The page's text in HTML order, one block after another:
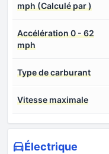
mph (Calculé par )
Accélération 0 - 62
mph
Type de carburant
Vitesse maximale
Électrique